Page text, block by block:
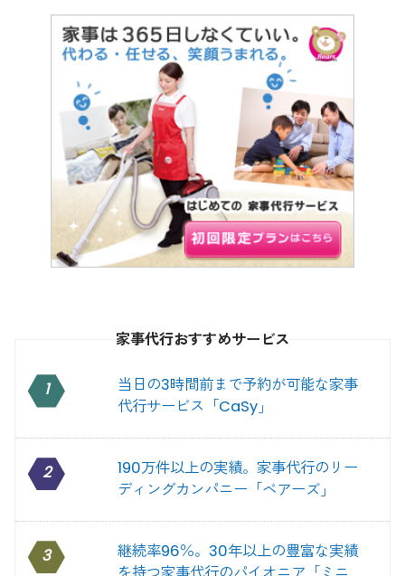
家事代行おすすめサービス
1
当日の3時間前まで予約が可能な家事
代行サービス「CaSy」
2
190万件以上の実績。家事代行のリー
ディングカンパニー「ベアーズ」
3
継続率96％。30年以上の豊富な実績